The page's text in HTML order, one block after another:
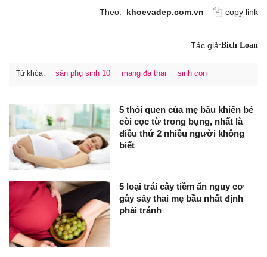
Theo: khoevadep.com.vn copy link
Tác giả:Bích Loan
Từ khóa: sản phụ sinh 10 mang đa thai sinh con
5 thói quen của mẹ bầu khiến bé
còi cọc từ trong bụng, nhất là
điều thứ 2 nhiều người không
biết
5 loại trái cây tiềm ẩn nguy cơ
gây sảy thai mẹ bầu nhất định
phải tránh